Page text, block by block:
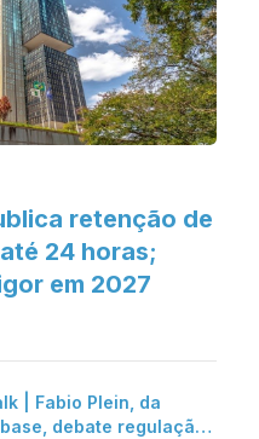
retenção de
24 horas;
em 2027
| Fabio Plein, da
debate regulação,